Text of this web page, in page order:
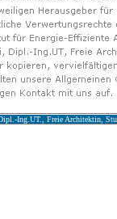
Ing.UT., Freie Architektin,